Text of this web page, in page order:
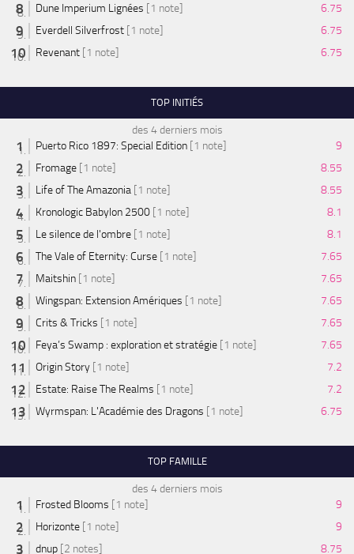
Dune Imperium Lignées [1 note]
6.75
Everdell Silverfrost [1 note]
6.75
Revenant [1 note] 6.75
TOP INITIÉS
des 4 derniers mois
Puerto Rico 1897: Special Edition [1 note]
9
Fromage [1 note]
8.55
Life of The Amazonia [1 note]
8.55
Kronologic Babylon 2500 [1 note]
8.1
Le silence de l'ombre [1 note]
8.1
The Vale of Eternity: Curse [1 note]
7.65
Maitshin [1 note]
7.65
Wingspan: Extension Amériques [1 note]
7.65
Crits & Tricks [1 note]
7.65
Feya’s Swamp : exploration et stratégie [1 note]
7.65
Origin Story [1 note]
7.2
Estate: Raise The Realms [1 note]
7.2
Wyrmspan: L'Académie des Dragons [1 note] 6.75
TOP FAMILLE
des 4 derniers mois
Frosted Blooms [1 note]
9
Horizonte [1 note]
9
dnup [2 notes] 8.75